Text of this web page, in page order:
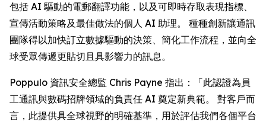
包括 AI 驅動的電郵翻譯功能，以及可即時存取表現指標、
宣傳活動策略及最佳做法的個人 AI 助理。 種種創新讓通訊
團隊得以加快訂立數據驅動的決策、簡化工作流程，並向全
球受眾傳遞更貼切且具影響力的訊息。
Poppulo 資訊安全總監 Chris Payne 指出：「此認證為員
工通訊與數碼招牌領域的負責任 AI 奠定新典範。 對客戶而
言，此提供具全球視野的明確基準，用於評估我們各個平台